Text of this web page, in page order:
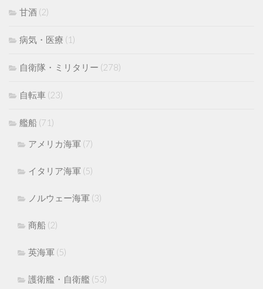
甘酒 (2)
病気・医療 (1)
自衛隊・ミリタリー (278)
自転車 (23)
艦船 (71)
アメリカ海軍 (7)
イタリア海軍 (5)
ノルウェー海軍 (3)
商船 (2)
英海軍 (5)
護衛艦・自衛艦 (53)